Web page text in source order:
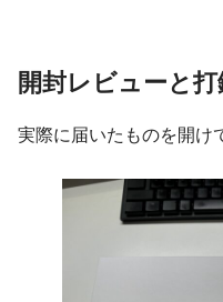
開封レビューと打
実際に届いたものを開け